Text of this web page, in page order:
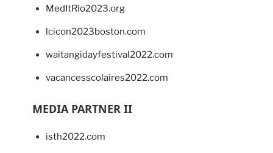
MedItRio2023.org
lcicon2023boston.com
waitangidayfestival2022.com
vacancesscolaires2022.com
MEDIA PARTNER II
isth2022.com